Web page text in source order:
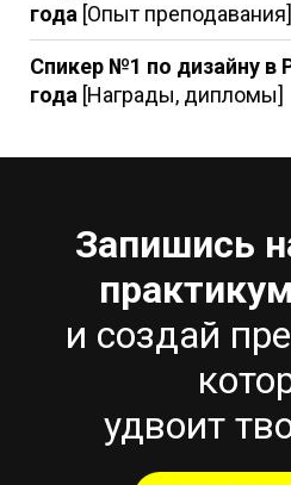
года [Опыт преподавания]
Спикер №1 по дизайну в
года [Награды, дипломы]
Запишись
и создай
удвоит